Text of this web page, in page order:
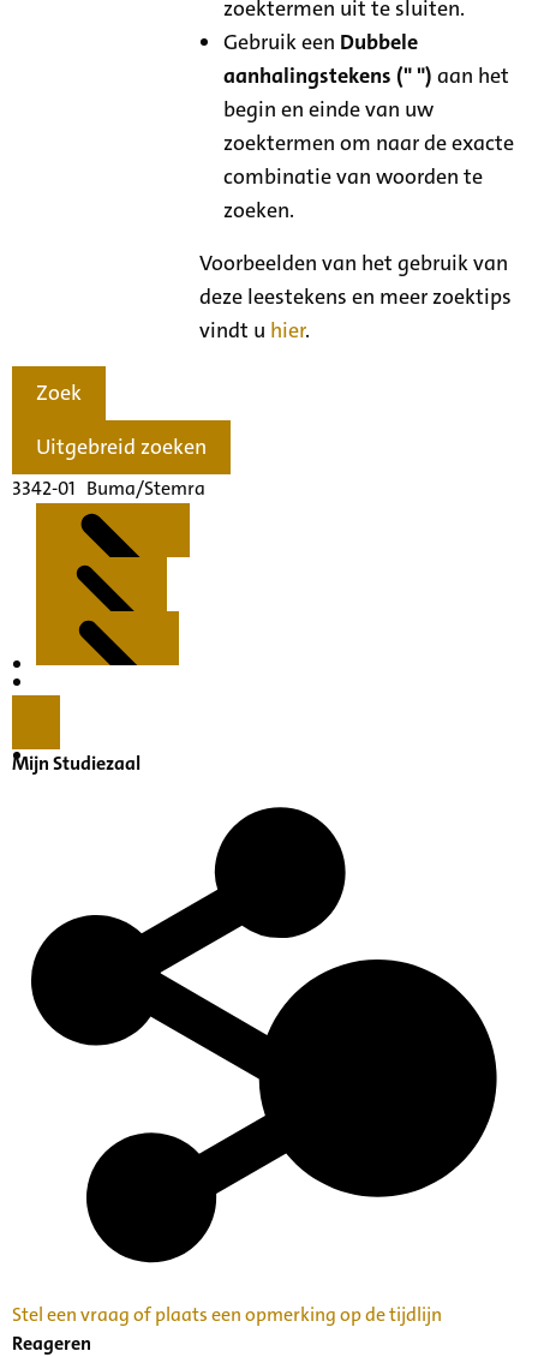
zoektermen uit te sluiten.
Gebruik een Dubbele
aanhalingstekens (" ") aan het
begin en einde van uw
zoektermen om naar de exacte
combinatie van woorden te
zoeken.
Voorbeelden van het gebruik van
deze leestekens en meer zoektips
vindt u hier.
Zoek
Uitgebreid zoeken
3342-01 Buma/Stemra
Inventaris
Mijn Studiezaal
Stel een vraag of plaats een opmerking op de tijdlijn
Reageren